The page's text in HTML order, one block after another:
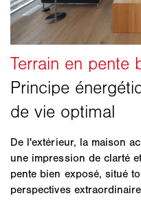
De l'extérieur, la maison
une impression de clarté
pente bien exposé, situé
perspectives